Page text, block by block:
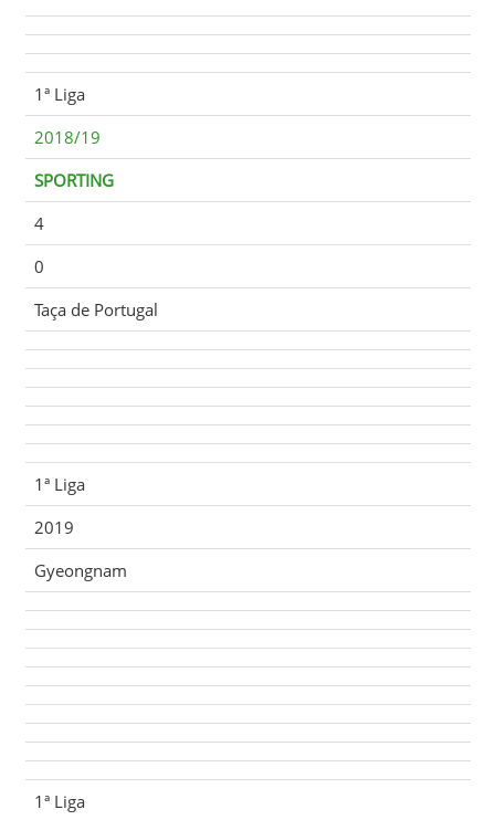
1ª Liga
2018/19
SPORTING
4
0
Taça de Portugal
1ª Liga
2019
Gyeongnam
1ª Liga